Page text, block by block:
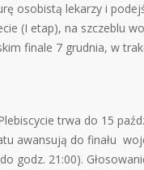
osobistą lekarzy i
(I etap), na szczeblu
finale 7 grudnia, w
trwa do 15
awansują do finału
godz. 21:00).